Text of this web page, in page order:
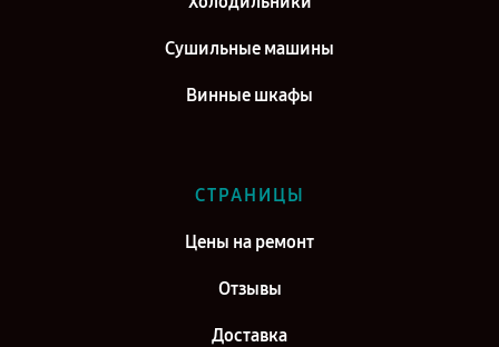
Сушильные машины
Винные шкафы
СТРАНИЦЫ
Цены на ремонт
Отзывы
Доставка